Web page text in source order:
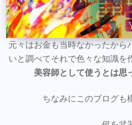
元々はお金も当時なかったから
いと調べてそれで色々な知識を
美容師として使うとは思
ちなみにこのブログも